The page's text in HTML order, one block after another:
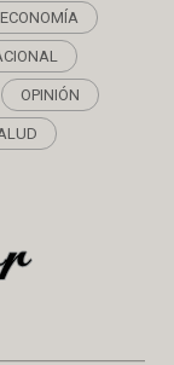
ECONOMÍA
OPINIÓN